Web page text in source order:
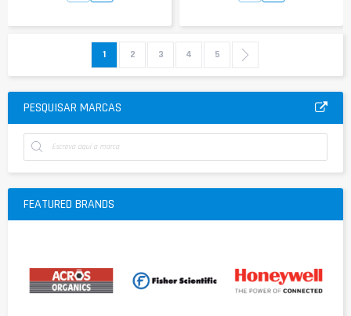
Está de momento a ler a página
1 Página
2 Página
3 Página
4 Página
5
PESQUISAR MARCAS
FEATURED BRANDS